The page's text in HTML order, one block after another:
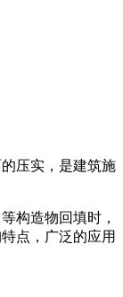
压实，是建筑施
构造物回填时，
点，广泛的应用